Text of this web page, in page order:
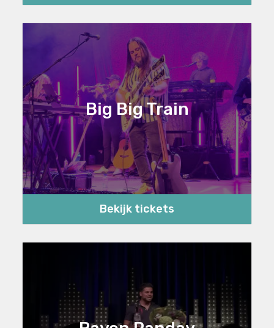
Big Big Train
Bekijk tickets